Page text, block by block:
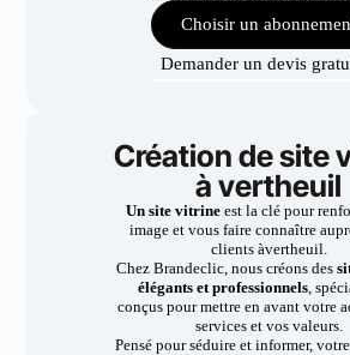
Choisir un
Demander un devis
Création de site
à vertheuil
Un site vitrineest la clé pour
image et vous faire connaître
clients àvertheuil.
Chez Brandeclic, nous créons des
élégants et professionnels,
conçus pour mettre en avant votre
services et vos valeurs.
Pensé pour séduire et informer,